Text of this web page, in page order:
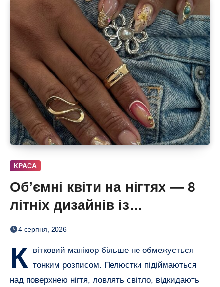
КРАСА
Об’ємні квіти на нігтях — 8
літніх дизайнів із
неймовірним 3D-ефектом
4 серпня, 2026
К
вітковий манікюр більше не обмежується
тонким розписом. Пелюстки підіймаються
над поверхнею нігтя, ловлять світло, відкидають